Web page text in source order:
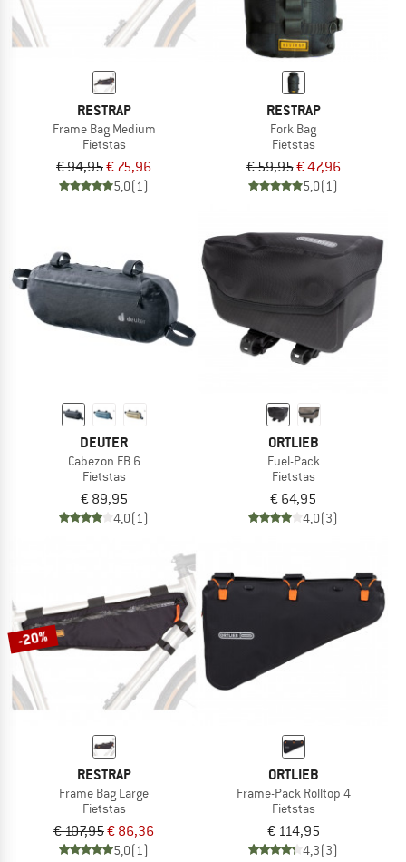
RESTRAP
Frame Bag Medium
Fietstas
€ 94,95€ 75,96
5,0(1)
RESTRAP
Fork Bag
Fietstas
€ 59,95€ 47,96
5,0(1)
DEUTER
Cabezon FB 6
Fietstas
€ 89,95
4,0(1)
ORTLIEB
Fuel-Pack
Fietstas
€ 64,95
4,0(3)
-20%
RESTRAP
Frame Bag Large
Fietstas
€ 107,95€ 86,36
5,0(1)
ORTLIEB
Frame-Pack Rolltop 4
Fietstas
€ 114,95
4,3(3)